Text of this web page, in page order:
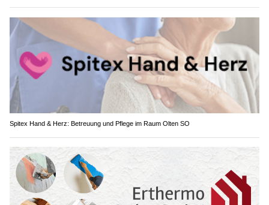
Spitex Hand & Herz: Betreuung und Pflege im Raum Olten SO